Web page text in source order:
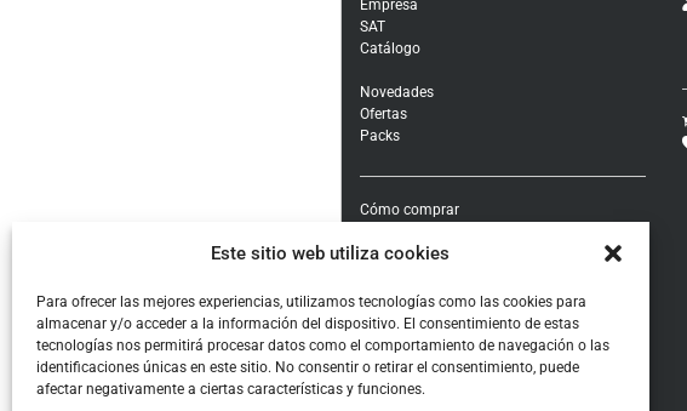
Este sitio web utiliza cookies
Para ofrecer las mejores experiencias, utilizamos tecnologías como las cookies para
almacenar y/o acceder a la información del dispositivo. El consentimiento de estas
tecnologías nos permitirá procesar datos como el comportamiento de navegación o las
identificaciones únicas en este sitio. No consentir o retirar el consentimiento, puede
afectar negativamente a ciertas características y funciones.
Empresa
SAT
Catálogo
Novedades
Ofertas
Packs
Cómo comprar
Garantía, cambios y devoluciones
Condiciones generales de contratación
Aviso legal
Política de Privacidad
Cookies